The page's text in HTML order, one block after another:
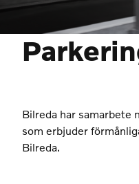
Bilreda har samarbete
som erbjuder
Bilreda.